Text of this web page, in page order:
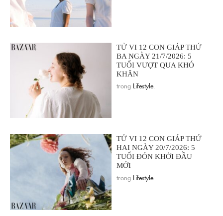
TỬ VI 12 CON GIÁP THỨ
BA NGÀY 21/7/2026: 5
TUỔI VƯỢT QUA KHÓ
KHĂN
trong Lifestyle
TỬ VI 12 CON GIÁP THỨ
HAI NGÀY 20/7/2026: 5
TUỔI ĐÓN KHỞI ĐẦU
MỚI
trong Lifestyle